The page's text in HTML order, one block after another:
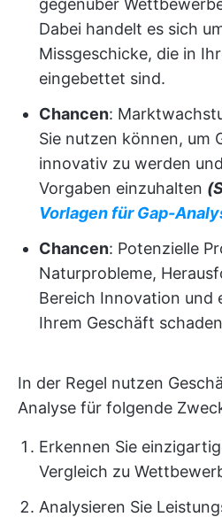
gegenüber
Dabei handelt es sich
Missgeschicke, die in
eingebettet sind.
Chancen:
Sie nutzen können, um
innovativ zu werden
Vorgaben einzuhalten
Vorlagen für Gap-
Chancen: Potenzielle
Naturprobleme,
Bereich Innovation und
Ihrem Geschäft
In der Regel nutzen
Analyse für folgende
Erkennen Sie
Vergleich zu
Analysieren Sie